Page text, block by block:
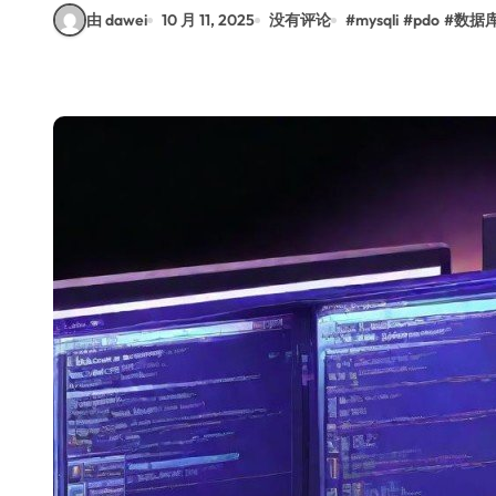
由 dawei 10 月 11, 2025 没有评论 #mysqli #pdo #数据